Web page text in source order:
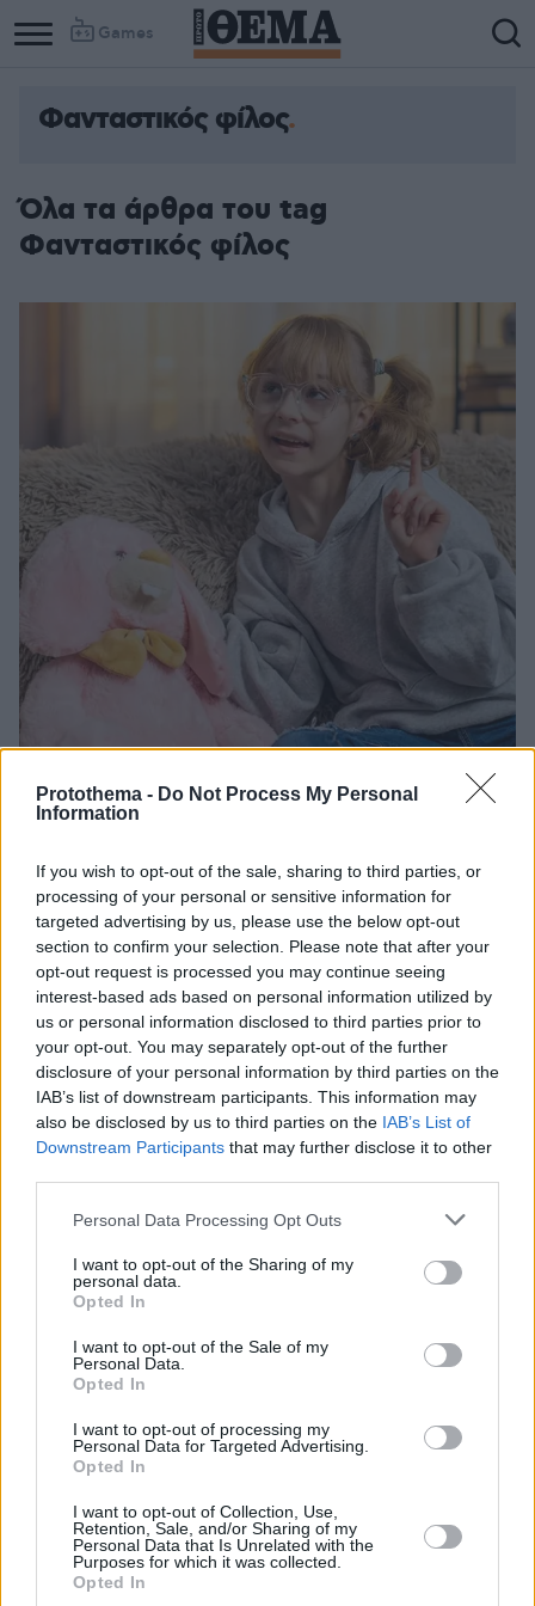
Protothema - Do Not Process My Personal
Information
If you wish to opt-out of the sale, sharing to third parties, or
processing of your personal or sensitive information for
targeted advertising by us, please use the below opt-out
section to confirm your selection. Please note that after your
opt-out request is processed you may continue seeing
interest-based ads based on personal information utilized by
us or personal information disclosed to third parties prior to
your opt-out. You may separately opt-out of the further
disclosure of your personal information by third parties on the
IAB’s list of downstream participants. This information may
also be disclosed by us to third parties on the IAB’s List of
Downstream Participants that may further disclose it to other
Please note that this website/app uses one or more Google
not limited to your visit or usage behaviour. You may click to
grant or deny consent to Google and its third-party tags to
use your data for below specified purposes in below Google
consent section.
Personal Data Processing Opt Outs
I want to opt-out of the Sharing of my
personal data.
Opted In
I want to opt-out of the Sale of my
Personal Data.
Opted In
I want to opt-out of processing my
Personal Data for Targeted Advertising.
Opted In
I want to opt-out of Collection, Use,
Retention, Sale, and/or Sharing of my
Personal Data that Is Unrelated with the
Purposes for which it was collected.
Opted In
Games
Column
Column
Φανταστικός φίλος
Όλα τα άρθρα του tag
Φανταστικός φίλος
φίλους; Πότε χρειάζεται προσοχή
Πολλά παιδιά έχουν φανταστικούς φίλους. Είναι,
όμως, φυσιολογικό; Δείτε πώς επηρεάζουν την
ανάπτυξή τους και πότε χρειάζεται προσοχή από τους
γονείς
24.03.2026, 11:54
05.11.2020, 19:03